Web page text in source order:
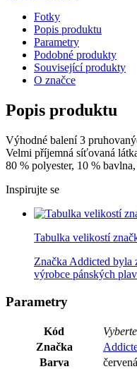
Fotky
Popis produktu
Parametry
Podobné produkty
Související produkty
O značce
Popis produktu
Výhodné balení 3
Velmi příjemná síťovaná
80 % polyester, 10 %
Inspirujte se
Tabulka velikostí
Značka Addicted byla
výrobce pánských
Parametry
Kód
Značka
Barva